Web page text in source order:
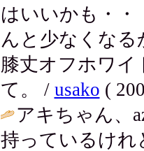
はいいかも・・
んと少なくな
膝丈オフホワイ
て。 / usako (
アキちゃん、
持っているけれ